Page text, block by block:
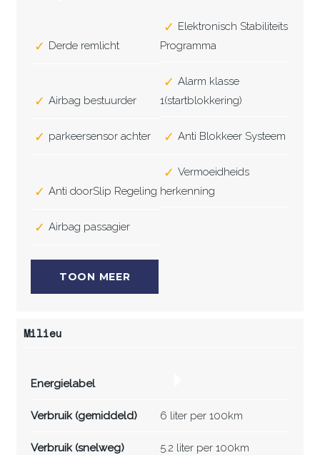
Derde remlicht
Elektronisch Stabiliteits
Programma
Airbag bestuurder
Alarm klasse
1(startblokkering)
parkeersensor achter Anti Blokkeer Systeem
Anti doorSlip Regeling
Vermoeidheids
herkenning
Airbag passagier
TOON MEER
Milieu
Energielabel
Verbruik (gemiddeld) 6 liter per 100km
Verbruik (snelweg) 5.2 liter per 100km